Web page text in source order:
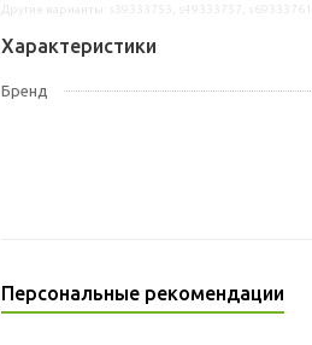
Характеристики
Бренд
Персональные рекомендации